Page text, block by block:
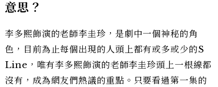
意思？
李多熙飾演的老師李圭珍，是劇中一個神秘的角
色，目前為止每個出現的人頭上都有或多或少的S
Line，唯有李多熙飾演的老師李圭珍頭上一根線都
沒有，成為網友們熱議的重點。只要看過第一集的